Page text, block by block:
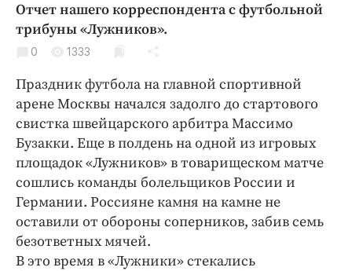
Благоустройство
Криминал
Недвижимость и ЖКХ
Образование
Общество
Погода
Праздники
Происшествия
Спорт
Экономика и бизнес
Отчет нашего корреспондента с футбольной
трибуны «Лужников».
0 1333
Праздник футбола на главной спортивной
арене Москвы начался задолго до стартового
свистка швейцарского арбитра Массимо
Бузакки. Еще в полдень на одной из игровых
площадок «Лужников» в товарищеском матче
сошлись команды болельщиков России и
Германии. Россияне камня на камне не
оставили от обороны соперников, забив семь
безответных мячей.
В это время в «Лужники» стекались